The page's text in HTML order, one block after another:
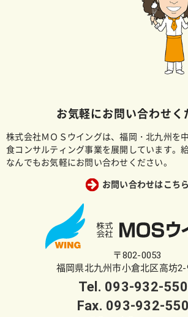
お気軽にお問い合わせく
株式会社ＭＯＳウイングは、福岡・北九州を
食コンサルティング事業を展開しています。
なんでもお気軽にお問い合わせください。
お問い合わせはこちら
〒802-0053
福岡県北九州市小倉北区高坊
Tel. 093-932-
Fax. 093-932-